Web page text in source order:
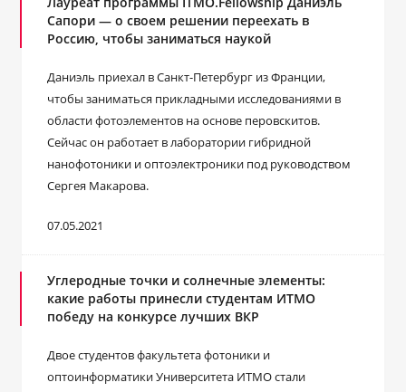
Сапори — о своем решении переехать в
Россию, чтобы заниматься наукой
Даниэль приехал в Санкт-Петербург из Франции,
чтобы заниматься прикладными исследованиями в
области фотоэлементов на основе перовскитов.
Сейчас он работает в лаборатории гибридной
нанофотоники и оптоэлектроники под руководством
Сергея Макарова.
07.05.2021
Углеродные точки и солнечные элементы:
какие работы принесли студентам ИТМО
победу на конкурсе лучших ВКР
Двое студентов факультета фотоники и
оптоинформатики Университета ИТМО стали